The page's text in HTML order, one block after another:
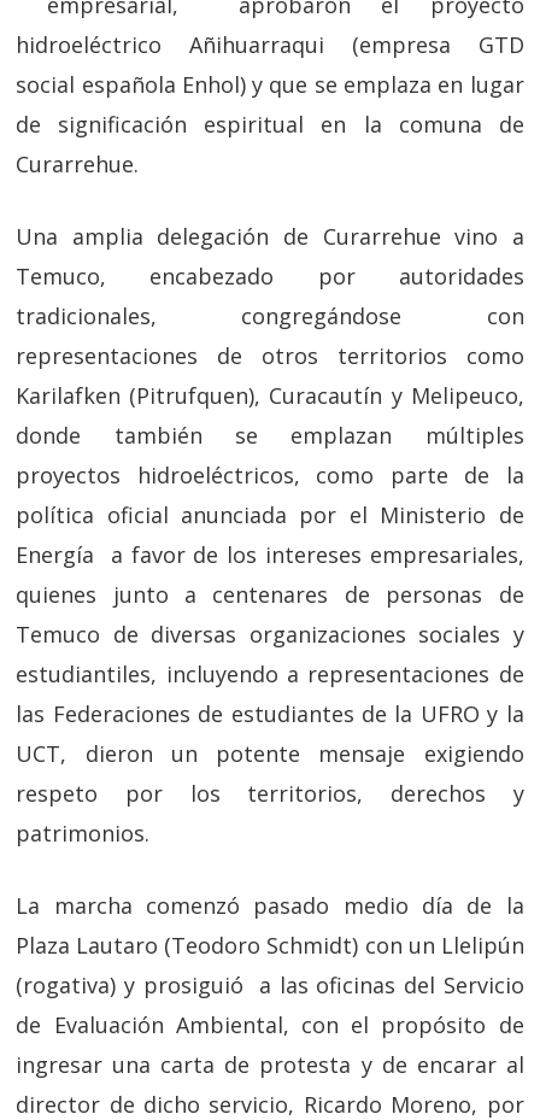
hidroeléctrico Añihuarraqui (empresa GTD
social española Enhol) y que se emplaza en lugar
de significación espiritual en la comuna de
Curarrehue.
Una amplia delegación de Curarrehue vino a
Temuco, encabezado por autoridades
tradicionales, congregándose con
representaciones de otros territorios como
Karilafken (Pitrufquen), Curacautín y Melipeuco,
donde también se emplazan múltiples
proyectos hidroeléctricos, como parte de la
política oficial anunciada por el Ministerio de
Energía a favor de los intereses empresariales,
quienes junto a centenares de personas de
Temuco de diversas organizaciones sociales y
estudiantiles, incluyendo a representaciones de
las Federaciones de estudiantes de la UFRO y la
UCT, dieron un potente mensaje exigiendo
respeto por los territorios, derechos y
patrimonios.
La marcha comenzó pasado medio día de la
Plaza Lautaro (Teodoro Schmidt) con un Llelipún
(rogativa) y prosiguió a las oficinas del Servicio
de Evaluación Ambiental, con el propósito de
ingresar una carta de protesta y de encarar al
director de dicho servicio, Ricardo Moreno, por